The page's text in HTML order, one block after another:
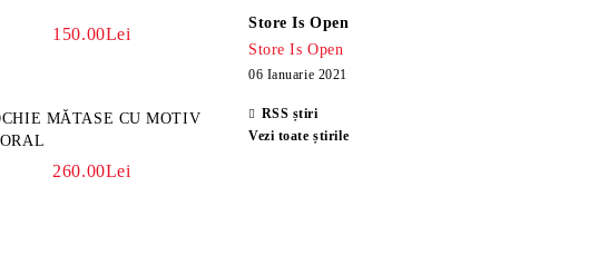
150.00Lei
MĂTASE CU MOTIV
260.00Lei
Store Is Open
Store Is Open
06 Ianuarie 2021
RSS știri
Vezi toate știrile